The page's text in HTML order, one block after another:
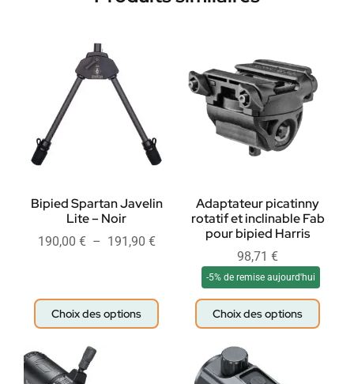
Bipied Spartan Javelin
Lite – Noir
190,00 € – 191,90 €
Choix des options
Adaptateur picatinny
rotatif et inclinable Fab
pour bipied Harris
98,71 €
-5% de remise aujourd'hui
Choix des options